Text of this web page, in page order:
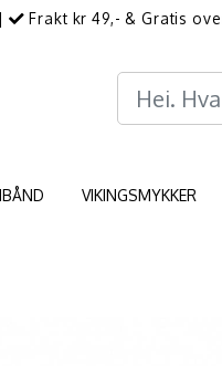
| Frakt kr 49,- & Gratis
VIKINGSMYKKER